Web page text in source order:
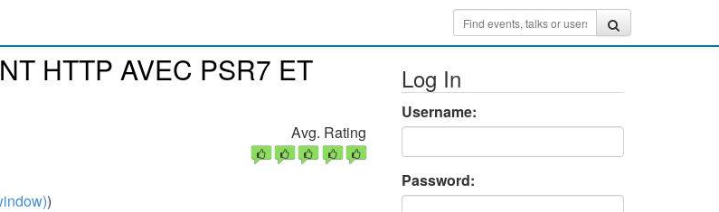
HTTP AVEC PSR7 ET
)
Avg. Rating
Log In
Username:
Password: